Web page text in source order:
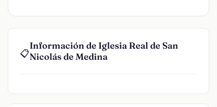
📋
Información de Iglesia Real de San
Nicolás de Medina